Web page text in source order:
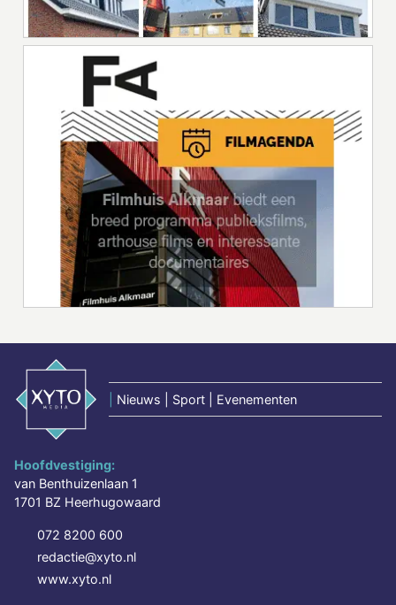
Nieuws | Sport | Evenementen
Hoofdvestiging:
van Benthuizenlaan 1
1701 BZ Heerhugowaard
072 8200 600
redactie@xyto.nl
www.xyto.nl